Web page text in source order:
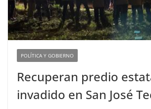
POLÍTICA Y GOBIERNO
Recuperan predio
invadido en San José